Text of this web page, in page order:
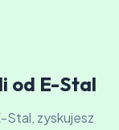
od E-Stal
Stal, zyskujesz